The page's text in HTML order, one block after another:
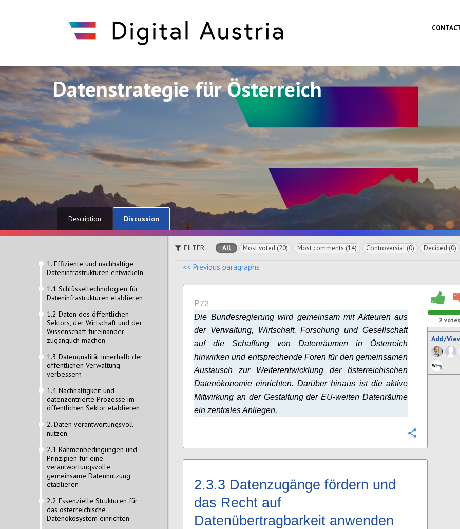
Discuto
Discuto Datenstrategie für Österreich
Description Discussion
1. Effiziente und nachhaltige
Dateninfrastrukturen entwickeln
1.1 Schlüsseltechnologien für
Dateninfrastrukturen etablieren
1.2 Daten des öffentlichen
Sektors, der Wirtschaft und der
Wissenschaft füreinander
zugänglich machen
1.3 Datenqualität innerhalb der
öffentlichen Verwaltung
verbessern
1.4 Nachhaltigkeit und
datenzentrierte Prozesse im
öffentlichen Sektor etablieren
2. Daten verantwortungsvoll
nutzen
2.1 Rahmenbedingungen und
Prinzipien für eine
verantwortungsvolle
gemeinsame Datennutzung
etablieren
2.2 Essenzielle Strukturen für
das österreichische
Datenökosystem einrichten
FILTER: All Most voted (20) Most comments (14) Controversial (0) Decided (0)
<< Previous paragraphs
P72
Die Bundesregierung wird gemeinsam mit Akteuren aus
der Verwaltung, Wirtschaft, Forschung und Gesellschaft
auf die Schaffung von Datenräumen in Österreich
hinwirken und entsprechende Foren für den gemeinsamen
Austausch zur Weiterentwicklung der österreichischen
Datenökonomie einrichten. Darüber hinaus ist die aktive
Mitwirkung an der Gestaltung der EU-weiten Datenräume
ein zentrales Anliegen.
2 votes
Add/
2.3.3 Datenzugänge fördern und
das Recht auf
Datenübertragbarkeit anwenden